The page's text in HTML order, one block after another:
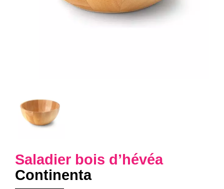
Saladier bois d’hévéa
Continenta